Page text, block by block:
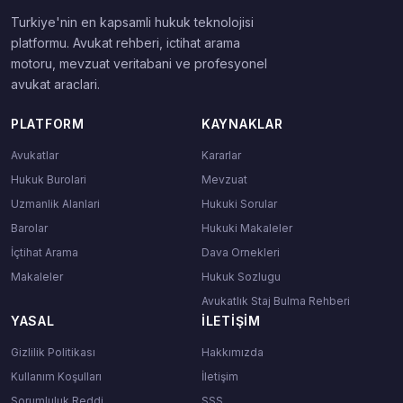
Turkiye'nin en kapsamli hukuk teknolojisi
platformu. Avukat rehberi, ictihat arama
motoru, mevzuat veritabani ve profesyonel
avukat araclari.
PLATFORM
Avukatlar
Hukuk Burolari
Uzmanlik Alanlari
Barolar
İçtihat Arama
Makaleler
KAYNAKLAR
Kararlar
Mevzuat
Hukuki Sorular
Hukuki Makaleler
Dava Ornekleri
Hukuk Sozlugu
Avukatlık Staj Bulma Rehberi
YASAL
Gizlilik Politikası
Kullanım Koşulları
İLETIŞIM
Hakkımızda
İletişim